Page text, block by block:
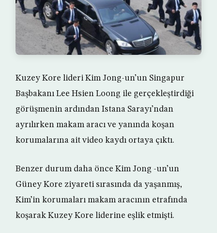
Kuzey Kore lideri Kim Jong-un’un Singapur
Başbakanı Lee Hsien Loong ile gerçekleştirdiği
görüşmenin ardından Istana Sarayı’ndan
ayrılırken makam aracı ve yanında koşan
korumalarına ait video kaydı ortaya çıktı.
Benzer durum daha önce Kim Jong -un’un
Güney Kore ziyareti sırasında da yaşanmış,
Kim’in korumaları makam aracının etrafında
koşarak Kuzey Kore liderine eşlik etmişti.